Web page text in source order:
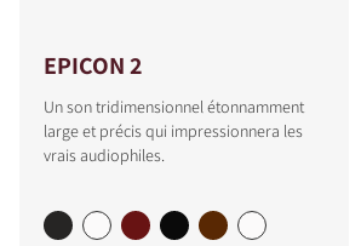
EPICON 2
Un son tridimensionnel étonnamment
large et précis qui impressionnera les
vrais audiophiles.